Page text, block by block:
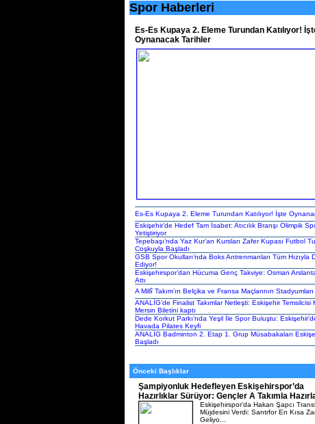
Spor Haberleri
Es-Es Kupaya 2. Eleme Turundan Katılıyor!
Oynanacak Tarihler
Es-Es Kupaya 2. Eleme Turundan Katılıyor! İşte
Eskişehir’de Hedef Tam İsabet: Atıcılık Branşı Olimpik
Yetiştiriyor
Tepebaşı’nda Yaz Kur’an Kursları Zafer Kupası Futbol
Coşkuyla Başladı
GSB Spor Okulları’nda Boks Antrenmanları Tüm Hızıyla
Ediyor!
Eskişehirspor’dan Hücuma Genç Takviye: Osman
Attı
A Millî Takım’ın Belçika ve Fransa Maçlarının Stadyumları
ANALİG’de Finalist Takımlar Netleşti: Eskişehir Temsilcisi
Mersin Biletini kaptı
Dede Korkut Parkı’nda Yeşil İle Spor Buluştu:
Havada Pilates Keyfi
ANALİG Badminton 2. Etap 1. Grup Müsabakaları
Başladı
Önceki Başlıklar
Şampiyonluk Hedefleyen Eskişehirspor’da
Hazırlıklar Sürüyor: Gençler A Takımla
Eskişehirspor’da Hakan Şapcı
Müjdesini Verdi: Santrfor En Kısa
Geliyo...